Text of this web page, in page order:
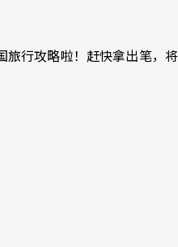
行攻略啦！赶快拿出笔，将